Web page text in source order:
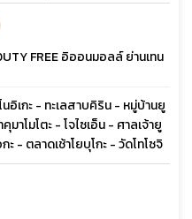
FREE อิออนมอลล์ ย่านเทน
นอิเกะ - ทะเลสาบคิริน - หมู่บ้านยู
โมโตะ - โจไซเอ็น - ศาลเจ้ายู
- ตลาดเช้าโยบุโกะ - วัดโทโซจิ